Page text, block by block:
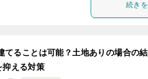
続き
てることは可能？土地ありの場合の
抑える対策